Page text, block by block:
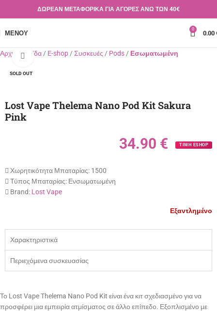
ΔΩΡΕΑΝ ΜΕΤΑΦΟΡΙΚΑ ΓΙΑ ΑΓΟΡΕΣ ΑΝΩ ΤΩΝ 40€
ΜΕΝΟΎ 0 0.00
Αρχική σελίδα E-shop Συσκευές Pods Εσωματωμένη
SOLD OUT
Κλικ για μεγέθυνση
Lost Vape Thelema Nano Pod Kit Sakura
Pink
34.90 € ΤΙΜΗ ESHOP
Χωρητικότητα Μπαταρίας: 1500
Τύπος Μπαταρίας: Ενσωματωμένη
Brand: Lost Vape
Εξαντλημένο
Χαρακτηριστικά
Περιεχόμενα συσκευασίας
Το Lost Vape Thelema Nano Pod Kit είναι ένα κιτ σχεδιασμένο για να
προσφέρει μια εμπειρία ατμίσματος σε άλλο επίπεδο. Εξοπλισμένο με